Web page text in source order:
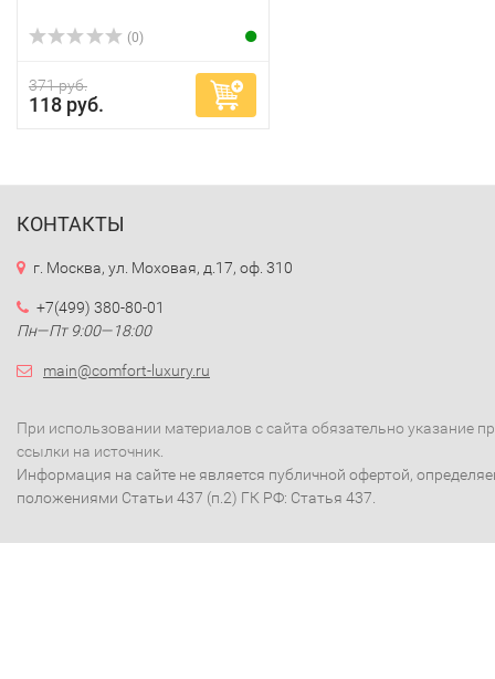
(0)
371 руб.
118 руб.
КОНТАКТЫ
г. Москва, ул. Моховая, д.17, оф. 310
+7(499) 380-80-01
Пн—Пт 9:00—18:00
main@comfort-luxury.ru
При использовании материалов с сайта обязательно указание
ссылки на источник.
Информация на сайте не является публичной офертой,
положениями Статьи 437 (п.2) ГК РФ: Статья 437.